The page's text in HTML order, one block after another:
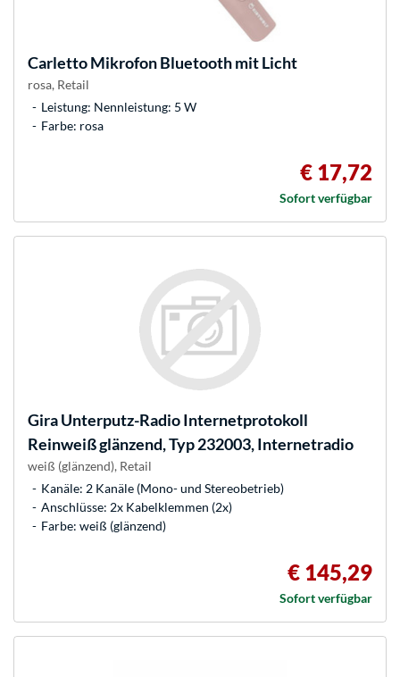
CarlettoMikrofon Bluetooth mit Licht
rosa, Retail
Leistung: Nennleistung: 5 W
Farbe: rosa
€ 17,72
Sofort verfügbar
GiraUnterputz-Radio Internetprotokoll
Reinweiß glänzend, Typ 232003, Internetradio
weiß (glänzend), Retail
Kanäle: 2 Kanäle (Mono- und Stereobetrieb)
Anschlüsse: 2x Kabelklemmen (2x)
Farbe: weiß (glänzend)
€ 145,29
Sofort verfügbar